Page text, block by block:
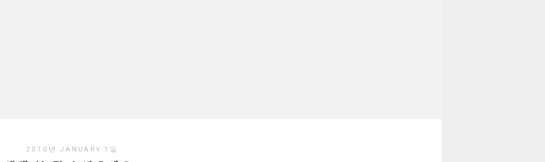
2010년 JANUARY 1일